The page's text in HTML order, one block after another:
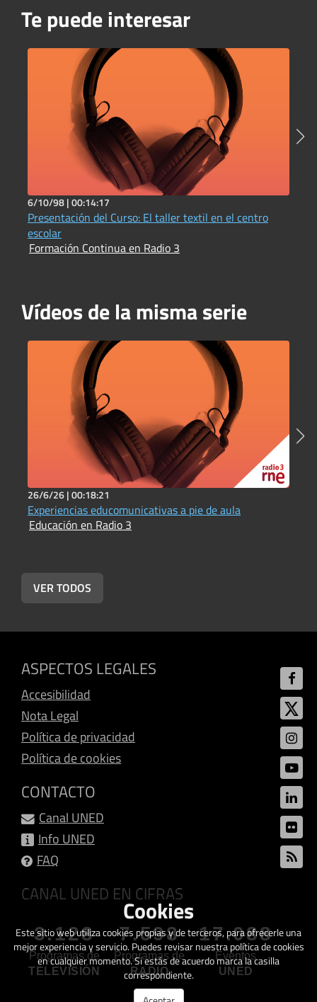
Te puede interesar
6/10/98 |00:14:17
Presentación del Curso: El taller textil en el centro
escolar
Formación Continua en Radio 3
Vídeos de la misma serie
26/6/26 |00:18:21
Experiencias educomunicativas a pie de aula
Educación en Radio 3
VER TODOS
ASPECTOS LEGALES
Accesibilidad
Nota Legal
Política de privacidad
Política de cookies
CONTACTO
Canal UNED
Info UNED
FAQ
CANAL UNED EN CIFRAS
3.128
Programas de
TELEVISIÓN
7.598
Programas de
RADIO
17.088
Eventos
UNED
Cookies
Este sitio web utiliza cookies propias y de terceros, para ofrecerle una
mejor experiencia y servicio. Puedes revisar nuestra política de cookies
en cualquier momento. Si estás de acuerdo marca la casilla
correspondiente.